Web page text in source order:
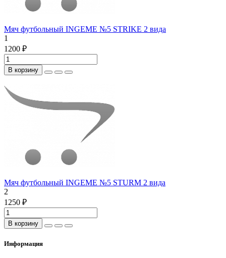
Мяч футбольный INGEME №5 STRIKE 2 вида
1
1200 ₽
В корзину
Мяч футбольный INGEME №5 STURM 2 вида
2
1250 ₽
В корзину
Информация